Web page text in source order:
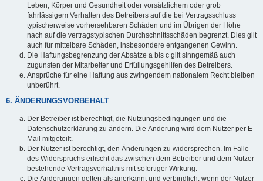
Leben, Körper und Gesundheit oder vorsätzlichem oder grob
fahrlässigem Verhalten des Betreibers auf die bei Vertragsschluss
typischerweise vorhersehbaren Schäden und im Übrigen der Höhe
nach auf die vertragstypischen Durchschnittsschäden begrenzt. Dies gilt
auch für mittelbare Schäden, insbesondere entgangenen Gewinn.
Die Haftungsbegrenzung der Absätze a bis c gilt sinngemäß auch
zugunsten der Mitarbeiter und Erfüllungsgehilfen des Betreibers.
Ansprüche für eine Haftung aus zwingendem nationalem Recht bleiben
unberührt.
6. ÄNDERUNGSVORBEHALT
Der Betreiber ist berechtigt, die Nutzungsbedingungen und die
Datenschutzerklärung zu ändern. Die Änderung wird dem Nutzer per E-
Mail mitgeteilt.
Der Nutzer ist berechtigt, den Änderungen zu widersprechen. Im Falle
des Widerspruchs erlischt das zwischen dem Betreiber und dem Nutzer
bestehende Vertragsverhältnis mit sofortiger Wirkung.
Die Änderungen gelten als anerkannt und verbindlich, wenn der Nutzer